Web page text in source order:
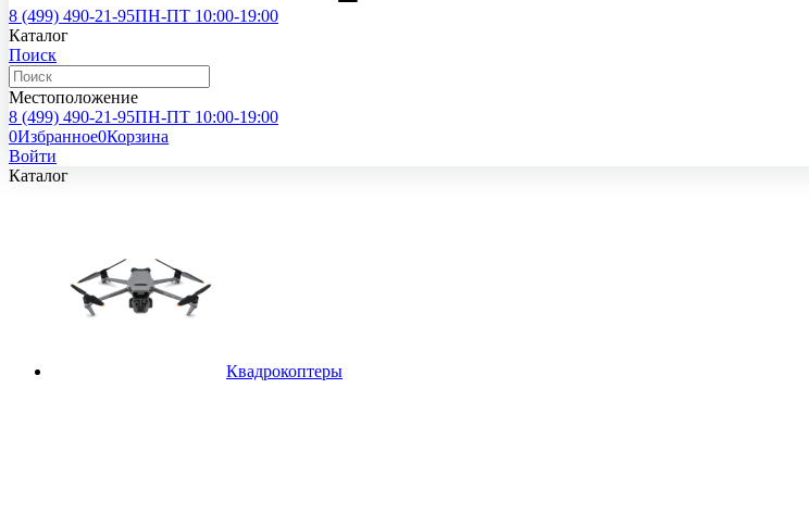
8 (499) 490-21-95ПН-ПТ 10:00-19:00
Каталог
Поиск
Местоположение
8 (499) 490-21-95ПН-ПТ 10:00-19:00
0Избранное0Корзина
Войти
Каталог
Квадрокоптеры